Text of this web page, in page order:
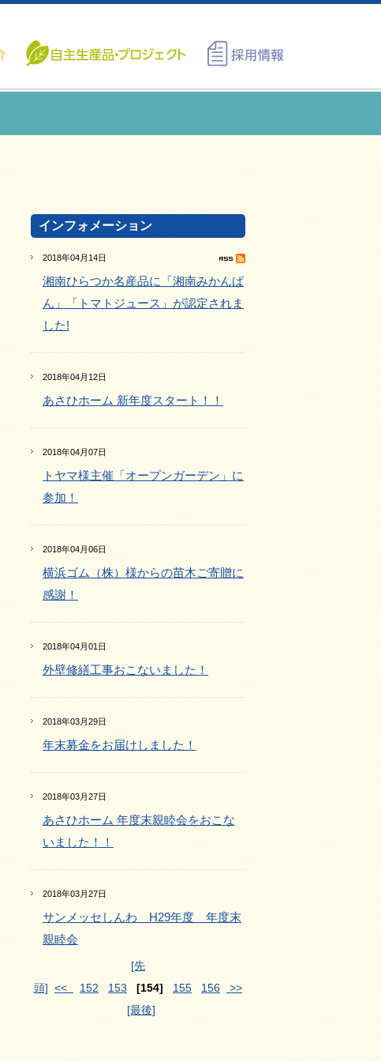
インフォメーション
2018年04月14日
湘南ひらつか名産品に「湘南みかんぱ
ん」「トマトジュース」が認定されま
した!
2018年04月12日
あさひホーム 新年度スタート！！
2018年04月07日
トヤマ様主催「オープンガーデン」に
参加！
2018年04月06日
横浜ゴム（株）様からの苗木ご寄贈に
感謝！
2018年04月01日
外壁修繕工事おこないました！
2018年03月29日
年末募金をお届けしました！
2018年03月27日
あさひホーム 年度末親睦会をおこな
いました！！
2018年03月27日
サンメッセしんわ H29年度 年度末
親睦会
[先
頭] << 152 153 [154] 155 156
>>
[最後]